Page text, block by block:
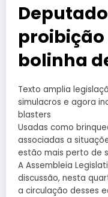
proibição
bolinha
Texto amplia
simulacros e agora
blasters
Usadas como
associadas a
estão mais perto de
A Assembleia
discussão, nesta
a circulação desses